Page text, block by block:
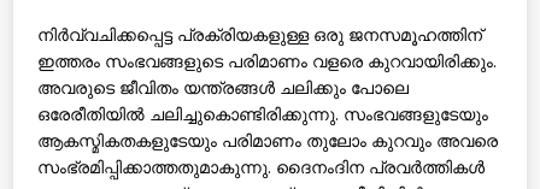
നിര്‍വ്വചിക്കപ്പെട്ട പ്രക്രിയകളുള്ള ഒരു ജനസമൂഹത്തിന്
ഇത്തരം സംഭവങ്ങളുടെ പരിമാണം വളരെ കുറവായിരിക്കും.
അവരുടെ ജീവിതം യന്ത്രങ്ങള്‍ ചലിക്കും പോലെ
ഒരേരീതിയില്‍ ചലിച്ചുകൊണ്ടിരിക്കുന്നു. സംഭവങ്ങളുടേയും
ആകസ്മികതകളുടേയും പരിമാണം തുലോം കുറവും അവരെ
സംഭ്രമിപ്പിക്കാത്തതുമാകുന്നു. ദൈനംദിന പ്രവര്‍ത്തികള്‍